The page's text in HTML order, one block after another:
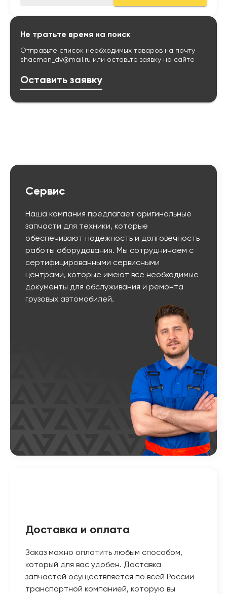
Не тратьте время на поиск
Отправьте список необходимых товаров на почту
shacman_dv@mail.ru или оставьте заявку на сайте
Оставить заявку
Сервис
Наша компания предлагает оригинальные
запчасти для техники, которые
обеспечивают надежность и долговечность
работы оборудования. Мы сотрудничаем с
сертифицированными сервисными
центрами, которые имеют все необходимые
документы для обслуживания и ремонта
грузовых автомобилей.
Доставка и оплата
Заказ можно оплатить любым способом,
который для вас удобен. Доставка
запчастей осуществляется по всей России
транспортной компанией, которую вы